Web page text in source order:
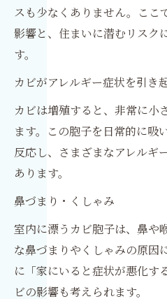
スも少なくありません。ここ
影響と、住まいに潜むリスク
す。
カビがアレルギー症状を引き
カビは増殖すると、非常に小
ます。この胞子を日常的に吸
反応し、さまざまなアレルギ
あります。
鼻づまり・くしゃみ
室内に漂うカビ胞子は、鼻や
な鼻づまりやくしゃみの原因
に「家にいると症状が悪化す
ビの影響も考えられます。